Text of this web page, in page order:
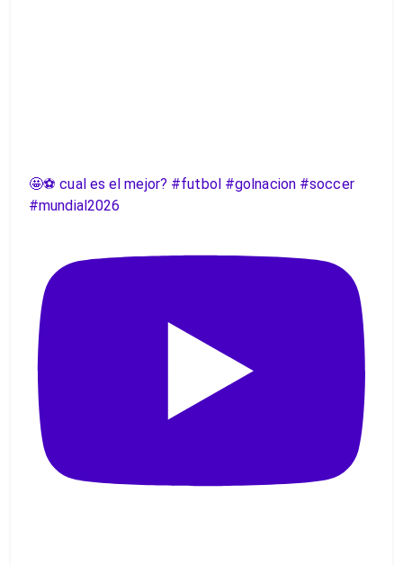
🤩⚽️ cual es el mejor? #futbol #golnacion #soccer
#mundial2026